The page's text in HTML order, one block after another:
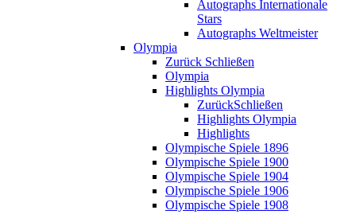
Autographs Internationale
Stars
Autographs Weltmeister
Olympia
Zurück Schließen
Olympia
Highlights Olympia
ZurückSchließen
Highlights Olympia
Highlights
Olympische Spiele 1896
Olympische Spiele 1900
Olympische Spiele 1904
Olympische Spiele 1906
Olympische Spiele 1908